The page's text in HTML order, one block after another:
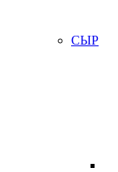
СЫР